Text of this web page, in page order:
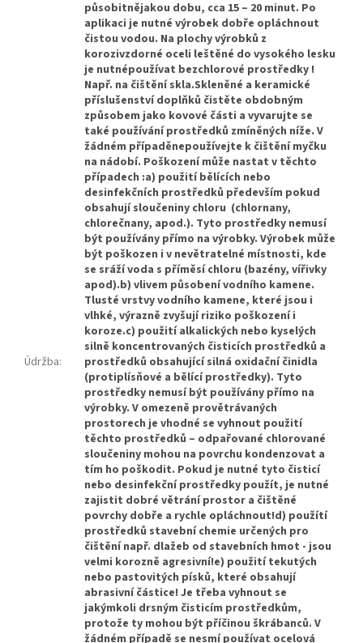
Údržba:
působitnějakou dobu, cca 15 – 20 minut. Po
aplikaci je nutné výrobek dobře opláchnout
čistou vodou. Na plochy výrobků z
korozivzdorné oceli leštěné do vysokého lesku
je nutnépoužívat bezchlorové prostředky !
Např. na čištění skla.Skleněné a keramické
příslušenství doplňků čistěte obdobným
způsobem jako kovové části a vyvarujte se
také používání prostředků zmíněných níže. V
žádném případěnepoužívejte k čištění myčku
na nádobí. Poškození může nastat v těchto
případech :a) použití bělících nebo
desinfekčních prostředků především pokud
obsahují sloučeniny chloru (chlornany,
chlorečnany, apod.). Tyto prostředky nemusí
být používány přímo na výrobky. Výrobek může
být poškozen i v nevětratelné místnosti, kde
se sráží voda s příměsí chloru (bazény, vířivky
apod).b) vlivem působení vodního kamene.
Tlusté vrstvy vodního kamene, které jsou i
vlhké, výrazně zvyšují riziko poškození i
koroze.c) použití alkalických nebo kyselých
silně koncentrovaných čisticích prostředků a
prostředků obsahující silná oxidační činidla
(protiplísňové a bělící prostředky). Tyto
prostředky nemusí být používány přímo na
výrobky. V omezeně provětrávaných
prostorech je vhodné se vyhnout použití
těchto prostředků – odpařované chlorované
sloučeniny mohou na povrchu kondenzovat a
tím ho poškodit. Pokud je nutné tyto čisticí
nebo desinfekční prostředky použít, je nutné
zajistit dobré větrání prostor a čištěné
povrchy dobře a rychle opláchnout!d) použítí
prostředků stavební chemie určených pro
čištění např. dlažeb od stavebních hmot - jsou
velmi korozně agresivní!e) použití tekutých
nebo pastovitých písků, které obsahují
abrasivní částice! Je třeba vyhnout se
jakýmkoli drsným čisticím prostředkům,
protože ty mohou být příčinou škrábanců. V
žádném případě se nesmí používat ocelová